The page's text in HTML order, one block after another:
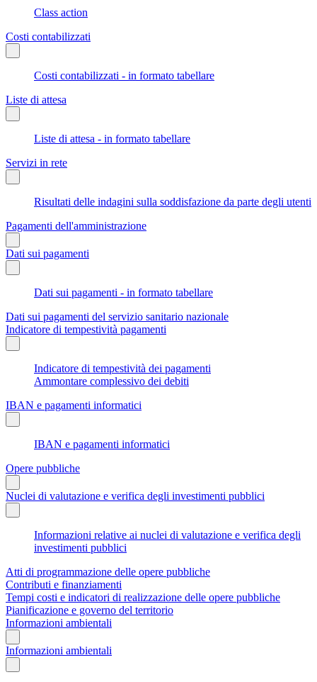
Class action
Costi contabilizzati
Costi contabilizzati - in formato tabellare
Liste di attesa
Liste di attesa - in formato tabellare
Servizi in rete
Risultati delle indagini sulla soddisfazione da parte degli utenti
Pagamenti dell'amministrazione
Dati sui pagamenti
Dati sui pagamenti - in formato tabellare
Dati sui pagamenti del servizio sanitario nazionale
Indicatore di tempestività pagamenti
Indicatore di tempestività dei pagamenti
Ammontare complessivo dei debiti
IBAN e pagamenti informatici
IBAN e pagamenti informatici
Opere pubbliche
Nuclei di valutazione e verifica degli investimenti pubblici
Informazioni relative ai nuclei di valutazione e verifica degli
investimenti pubblici
Atti di programmazione delle opere pubbliche
Contributi e finanziamenti
Tempi costi e indicatori di realizzazione delle opere pubbliche
Pianificazione e governo del territorio
Informazioni ambientali
Informazioni ambientali